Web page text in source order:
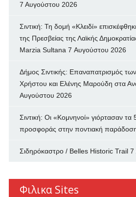
7 Αυγούστου 2026
Σιντική: Τη δομή «Κλειδί»
της Πρεσβείας της Λαϊκής
Marzia Sultana 7 Αυγούστου 2026
Δήμος Σιντικής: Επαναπατρισμός
Χρήστου και Ελένης Μαρούδη στα
Αυγούστου 2026
Σιντική: Οι «Κομνηνοί» γιόρτασαν τα
προσφοράς στην ποντιακή
Σιδηρόκαστρο / Belles Historic Trail 7
Φιλικα Sites